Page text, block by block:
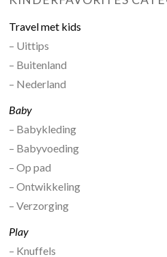
Travel met kids
– Uittips
– Buitenland
– Nederland
Baby
– Babykleding
– Babyvoeding
– Op pad
– Ontwikkeling
– Verzorging
Play
– Knuffels